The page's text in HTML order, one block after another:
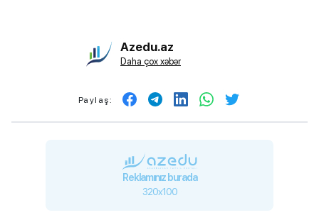
Azedu.az
Daha çox xəbər
Paylaş:
Reklamınız burada
320x100